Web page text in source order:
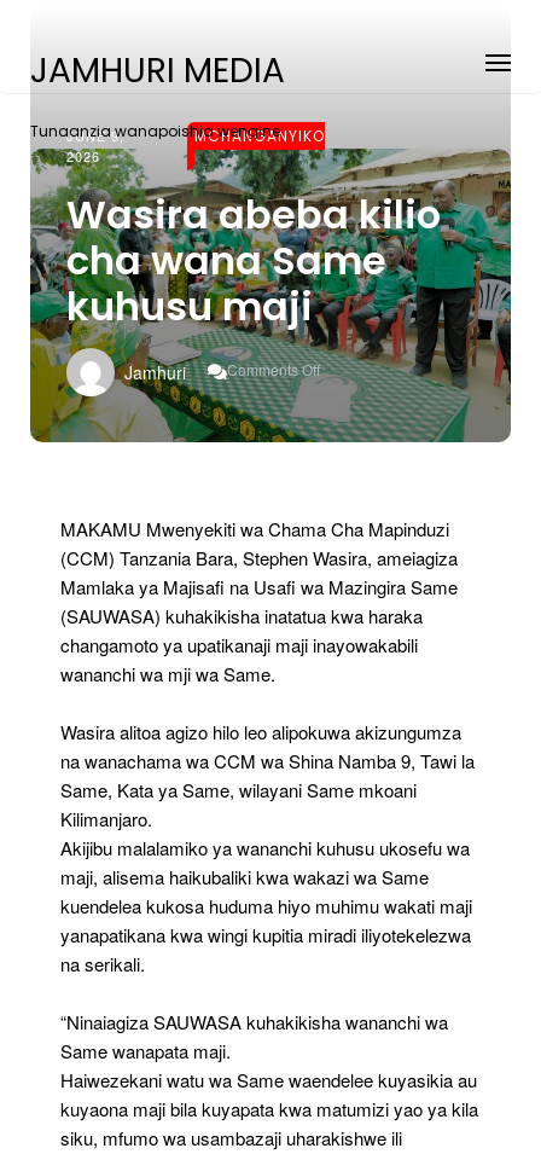
JAMHURI MEDIA
Tunaanzia wanapoishia wengine
JUNE 9,
2026
MCHANGANYIKO
Wasira abeba kilio
cha wana Same
kuhusu maji
Jamhuri Comments Off
On
Wasira
Abeba
Kilio
Kuhusu
Maji
MAKAMU Mwenyekiti wa Chama Cha Mapinduzi
(CCM) Tanzania Bara, Stephen Wasira, ameiagiza
Mamlaka ya Majisafi na Usafi wa Mazingira Same
(SAUWASA) kuhakikisha inatatua kwa haraka
changamoto ya upatikanaji maji inayowakabili
wananchi wa mji wa Same.
Wasira alitoa agizo hilo leo alipokuwa akizungumza
na wanachama wa CCM wa Shina Namba 9, Tawi la
Same, Kata ya Same, wilayani Same mkoani
Kilimanjaro.
Akijibu malalamiko ya wananchi kuhusu ukosefu wa
maji, alisema haikubaliki kwa wakazi wa Same
kuendelea kukosa huduma hiyo muhimu wakati maji
yanapatikana kwa wingi kupitia miradi iliyotekelezwa
na serikali.
“Ninaiagiza SAUWASA kuhakikisha wananchi wa
Same wanapata maji.
Haiwezekani watu wa Same waendelee kuyasikia au
kuyaona maji bila kuyapata kwa matumizi yao ya kila
siku, mfumo wa usambazaji uharakishwe ili